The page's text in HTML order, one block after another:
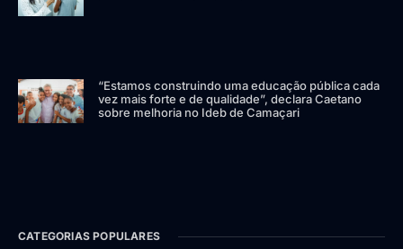
“Estamos construindo uma educação pública cada
vez mais forte e de qualidade”, declara Caetano
sobre melhoria no Ideb de Camaçari
CATEGORIAS POPULARES